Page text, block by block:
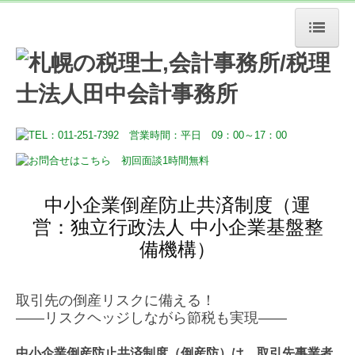
HOME
税務・会計
経営サポート
デジタル化支援
その他事業
事務所案内
お問合せ
中小企業倒産防止共済制度（運
営：独立行政法人 中小企業基盤整
備機構）
取引先の倒産リスクに備える！
――リスクヘッジしながら節税も実現――